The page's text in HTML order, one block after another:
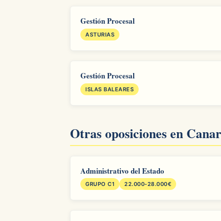
Gestión Procesal
ASTURIAS
Gestión Procesal
ISLAS BALEARES
Otras oposiciones en
Administrativo del Estado
GRUPO C1 22.000-28.000€